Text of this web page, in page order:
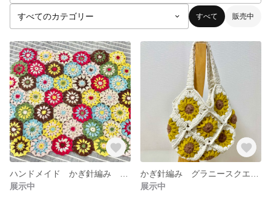
すべて 販売中
展示中
展示中